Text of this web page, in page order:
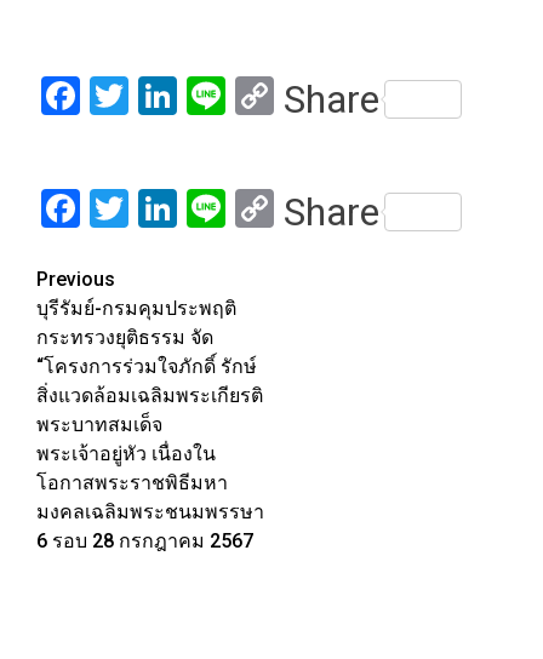
Facebook
Twitter
LinkedIn
LineCopy
Share
Facebook
Twitter
LinkedIn
LineCopy
Share
Post
navigation
Previous
บุรีรัมย์-กรมคุมประพฤติ
กระทรวงยุติธรรม จัด
“โครงการร่วมใจภักดิ์ รักษ์
สิ่งแวดล้อมเฉลิมพระเกียรติ
พระบาทสมเด็จ
พระเจ้าอยู่หัว เนื่องใน
โอกาสพระราชพิธีมหา
มงคลเฉลิมพระชนมพรรษา
6 รอบ 28 กรกฎาคม 2567